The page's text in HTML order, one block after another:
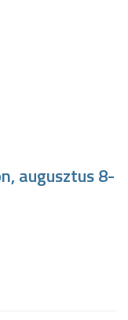
augusztus 8-